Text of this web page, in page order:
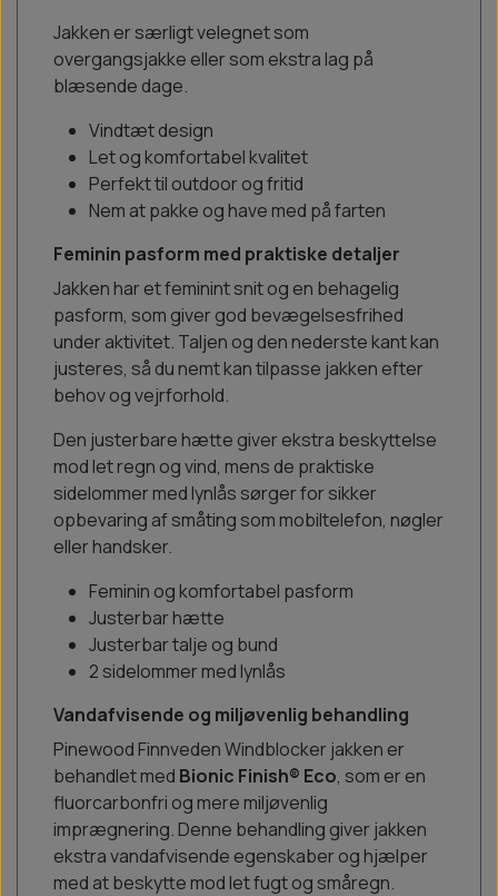
Jakken er særligt velegnet som
overgangsjakke eller som ekstra lag på
blæsende dage.
Vindtæt design
Let og komfortabel kvalitet
Perfekt til outdoor og fritid
Nem at pakke og have med på farten
Feminin pasform med praktiske detaljer
Jakken har et feminint snit og en behagelig
pasform, som giver god bevægelsesfrihed
under aktivitet. Taljen og den nederste kant kan
justeres, så du nemt kan tilpasse jakken efter
behov og vejrforhold.
Den justerbare hætte giver ekstra beskyttelse
mod let regn og vind, mens de praktiske
sidelommer med lynlås sørger for sikker
opbevaring af småting som mobiltelefon, nøgler
eller handsker.
Feminin og komfortabel pasform
Justerbar hætte
Justerbar talje og bund
2 sidelommer med lynlås
Vandafvisende og miljøvenlig behandling
Pinewood Finnveden Windblocker jakken er
behandlet med Bionic Finish® Eco, som er en
fluorcarbonfri og mere miljøvenlig
imprægnering. Denne behandling giver jakken
ekstra vandafvisende egenskaber og hjælper
med at beskytte mod let fugt og småregn.